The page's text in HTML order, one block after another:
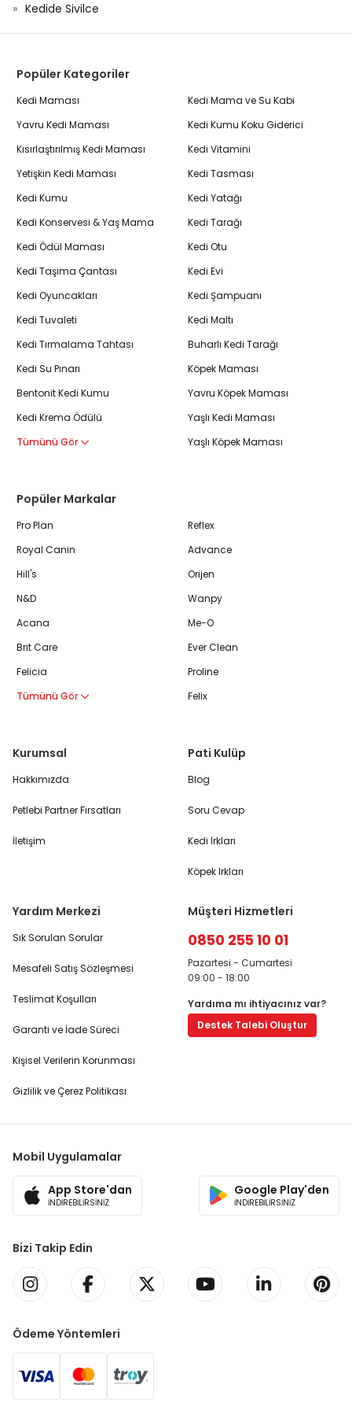
Kedide Sivilce
Popüler Kategoriler
Kedi Maması
Yavru Kedi Maması
Kısırlaştırılmış Kedi Maması
Yetişkin Kedi Maması
Kedi Kumu
Kedi Konservesi & Yaş Mama
Kedi Ödül Maması
Kedi Taşıma Çantası
Kedi Oyuncakları
Kedi Tuvaleti
Kedi Tırmalama Tahtası
Kedi Su Pınarı
Bentonit Kedi Kumu
Kedi Krema Ödülü
Tümünü Gör
Kedi Mama ve Su Kabı
Kedi Kumu Koku Giderici
Kedi Vitamini
Kedi Tasması
Kedi Yatağı
Kedi Tarağı
Kedi Otu
Kedi Evi
Kedi Şampuanı
Kedi Maltı
Buharlı Kedi Tarağı
Köpek Maması
Yavru Köpek Maması
Yaşlı Kedi Maması
Yaşlı Köpek Maması
Popüler Markalar
Pro Plan
Royal Canin
Hill's
N&D
Acana
Brit Care
Felicia
Tümünü Gör
Reflex
Advance
Orijen
Wanpy
Me-O
Ever Clean
Proline
Felix
Kurumsal
Hakkımızda
Petlebi Partner Fırsatları
İletişim
Pati Kulüp
Blog
Soru Cevap
Kedi Irkları
Köpek Irkları
Yardım Merkezi
Sık Sorulan Sorular
Mesafeli Satış Sözleşmesi
Teslimat Koşulları
Garanti ve İade Süreci
Kişisel Verilerin Korunması
Gizlilik ve Çerez Politikası
Müşteri Hizmetleri
0850 255 10 01
Pazartesi - Cumartesi
09:00 - 18:00
Yardıma mı ihtiyacınız var?
Destek Talebi Oluştur
Mobil Uygulamalar
App Store'dan
İNDİREBİLİRSİNİZ
Google Play'den
İNDİREBİLİRSİNİZ
Bizi Takip Edin
Ödeme Yöntemleri